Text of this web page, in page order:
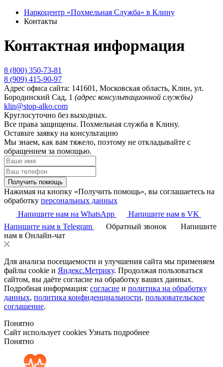
Наркоцентр «Похмельная Служба» в Клину
Контакты
Контактная информация
8 (800) 350-73-81
8 (909) 415-90-97
Адрес офиса сайта: 141601, Московская область, Клин, ул.
Бородинский Сад, 1 (адрес консультационной службы)
klin@stop-alko.com
Круглосуточно без выходных.
Все права защищены. Похмельная служба в Клину.
Оставьте заявку на консультацию
Мы знаем, как вам тяжело, поэтому не откладывайте с
обращением за помощью.
Получить помощь
Нажимая на кнопку «Получить помощь», вы соглашаетесь на
обработку персональных данных
Напишите нам на WhatsApp
Напишите нам в VK
Напишите нам в Telegram
Обратный звонок
Напишите
нам в Онлайн-чат
Для анализа посещаемости и улучшения сайта мы применяем
файлы cookie и Яндекс.Метрику. Продолжая пользоваться
сайтом, вы даёте согласие на обработку ваших данных.
Подробная информация: согласие и политика на обработку
данных, политика конфиденциальности, пользовательское
соглашение.
Понятно
Сайт использует cookies Узнать подробнее
Понятно